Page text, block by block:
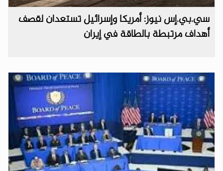
سي.بي.إس نيوز: أمريكا وإسرائيل تستعدان لقصف
أهداف مرتبطة بالطاقة في إيران